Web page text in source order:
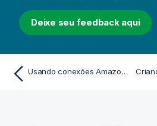
Deixe seu feedback aqui
Usando conexões Amazon Comprehend em expressões de visualização